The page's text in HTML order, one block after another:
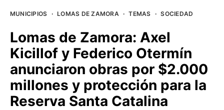
BUENOS AIRES
PROVINCIAS
MUNICIPIOS · LOMAS DE ZAMORA · TEMAS · SOCIEDAD
Lomas de Zamora: Axel
Kicillof y Federico Otermín
anunciaron obras por $2.000
millones y protección para la
Reserva Santa Catalina